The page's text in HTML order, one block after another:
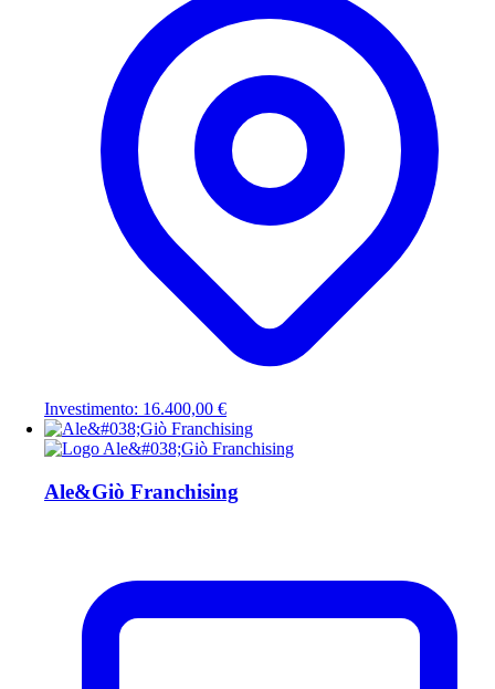
Investimento: 16.400,00 €
Ale&Giò Franchising